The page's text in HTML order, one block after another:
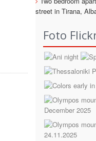
street in Tirana,
Foto